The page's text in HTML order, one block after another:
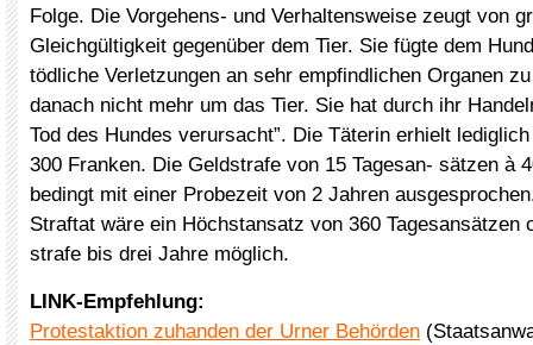
Folge. Die Vorgehens- und Verhaltensweise zeugt von
Gleichgültigkeit gegenüber dem Tier. Sie fügte dem
tödliche Verletzungen an sehr empfindlichen Organen
danach nicht mehr um das Tier. Sie hat durch ihr
Tod des Hundes verursacht”. Die Täterin erhielt
300 Franken. Die Geldstrafe von 15 Tagesan- sätzen à
bedingt mit einer Probezeit von 2 Jahren
Straftat wäre ein Höchstansatz von 360 Tagesansätzen
strafe bis drei Jahre möglich.
LINK-Empfehlung:
Protestaktion zuhanden der Urner Behörden